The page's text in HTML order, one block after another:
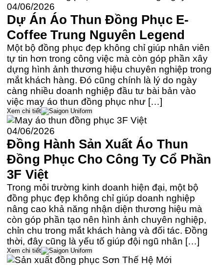
04/06/2026
Dự Án Áo Thun Đồng Phục E-
Coffee Trung Nguyên Legend
Một bộ đồng phục đẹp không chỉ giúp nhân viên
tự tin hơn trong công việc mà còn góp phần xây
dựng hình ảnh thương hiệu chuyên nghiệp trong
mắt khách hàng. Đó cũng chính là lý do ngày
càng nhiều doanh nghiệp đầu tư bài bản vào
việc may áo thun đồng phục như […]
Xem chi tiết
04/06/2026
Đồng Hành Sản Xuất Áo Thun
Đồng Phục Cho Công Ty Cổ Phần
3F Việt
Trong môi trường kinh doanh hiện đại, một bộ
đồng phục đẹp không chỉ giúp doanh nghiệp
nâng cao khả năng nhận diện thương hiệu mà
còn góp phần tạo nên hình ảnh chuyên nghiệp,
chỉn chu trong mắt khách hàng và đối tác. Đồng
thời, đây cũng là yếu tố giúp đội ngũ nhân […]
Xem chi tiết